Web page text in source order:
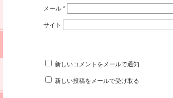
メール *
サイト
新しいコメントをメールで通知
新しい投稿をメールで受け取る